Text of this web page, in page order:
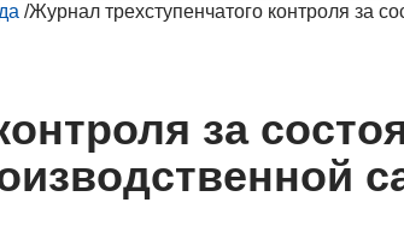
/Журнал трехступенчатого контроля за
за